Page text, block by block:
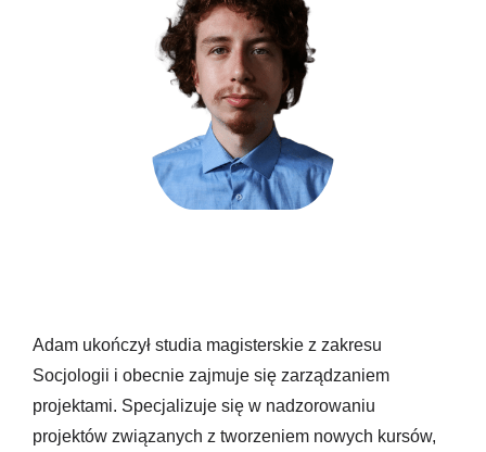
Adam ukończył studia magisterskie z zakresu
Socjologii i obecnie zajmuje się zarządzaniem
projektami. Specjalizuje się w nadzorowaniu
projektów związanych z tworzeniem nowych kursów,